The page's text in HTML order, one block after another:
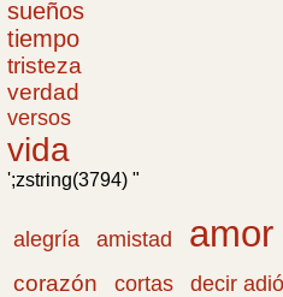
sueños
tiempo
tristeza
verdad
versos
vida
';zstring(3794) "
alegría amistad amor
corazón
cortas decir